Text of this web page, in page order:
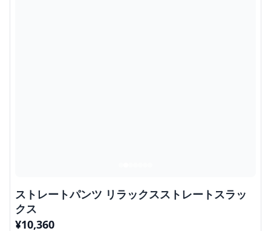
ストレートパンツ リラックスストレートスラッ
クス
¥10,360